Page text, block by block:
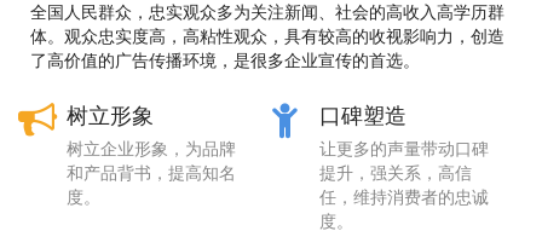
全国人民群众，忠实观众多为关注新闻、社会的高收入高学历群
体。观众忠实度高，高粘性观众，具有较高的收视影响力，创造
了高价值的广告传播环境，是很多企业宣传的首选。
树立形象
树立企业形象，为品牌
和产品背书，提高知名
度。
口碑塑造
让更多的声量带动口碑
提升，强关系，高信
任，维持消费者的忠诚
度。